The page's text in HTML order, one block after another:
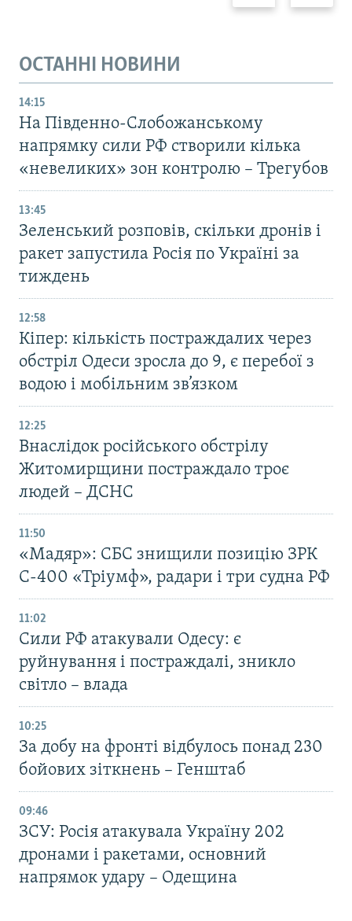
ОСТАННІ НОВИНИ
14:15
На Південно-Слобожанському
напрямку сили РФ створили кілька
«невеликих» зон контролю – Трегубов
13:45
Зеленський розповів, скільки дронів і
ракет запустила Росія по Україні за
тиждень
12:58
Кіпер: кількість постраждалих через
обстріл Одеси зросла до 9, є перебої з
водою і мобільним зв’язком
12:25
Внаслідок російського обстрілу
Житомирщини постраждало троє
людей – ДСНС
11:50
«Мадяр»: СБС знищили позицію ЗРК
С-400 «Тріумф», радари і три судна РФ
11:02
Сили РФ атакували Одесу: є
руйнування і постраждалі, зникло
світло – влада
10:25
За добу на фронті відбулось понад 230
бойових зіткнень – Генштаб
09:46
ЗСУ: Росія атакувала Україну 202
дронами і ракетами, основний
напрямок удару – Одещина